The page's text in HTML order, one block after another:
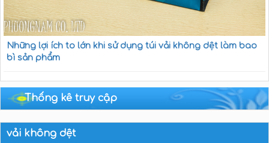
Những lợi ích to lớn khi sử dụng túi vải không dệt làm bao
bì sản phẩm
Thống kê truy cập
vải không dệt